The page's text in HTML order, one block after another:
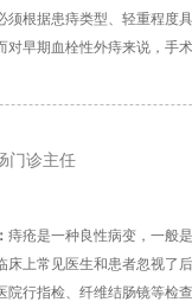
须根据患痔类型、轻重程度
对早期血栓性外痔来说，手
门诊主任
痔疮是一种良性病变，一般
床上常见医生和患者忽视了
院行指检、纤维结肠镜等检